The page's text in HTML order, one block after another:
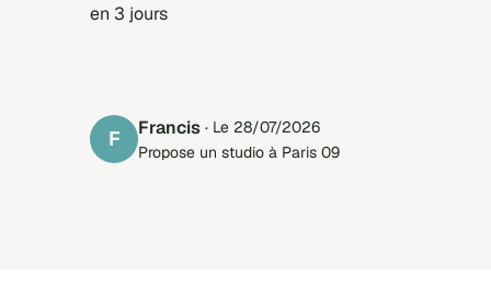
en 3 jours
F francis · Le 28/07/2026
Propose un studio à Paris 09